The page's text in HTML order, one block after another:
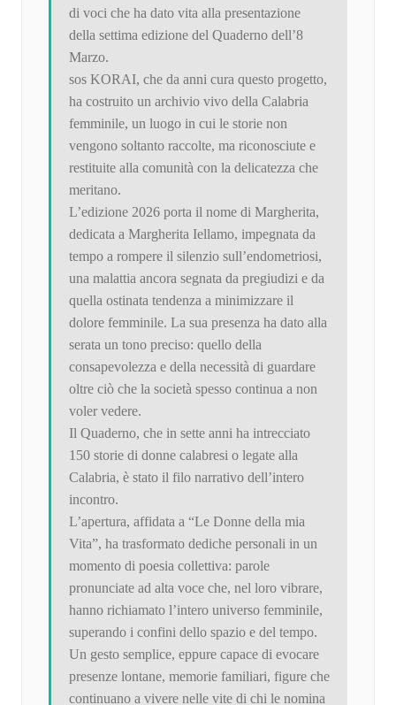
di voci che ha dato vita alla presentazione
della settima edizione del Quaderno dell’8
Marzo.
sos KORAI, che da anni cura questo progetto,
ha costruito un archivio vivo della Calabria
femminile, un luogo in cui le storie non
vengono soltanto raccolte, ma riconosciute e
restituite alla comunità con la delicatezza che
meritano.
L’edizione 2026 porta il nome di Margherita,
dedicata a Margherita Iellamo, impegnata da
tempo a rompere il silenzio sull’endometriosi,
una malattia ancora segnata da pregiudizi e da
quella ostinata tendenza a minimizzare il
dolore femminile. La sua presenza ha dato alla
serata un tono preciso: quello della
consapevolezza e della necessità di guardare
oltre ciò che la società spesso continua a non
voler vedere.
Il Quaderno, che in sette anni ha intrecciato
150 storie di donne calabresi o legate alla
Calabria, è stato il filo narrativo dell’intero
incontro.
L’apertura, affidata a “Le Donne della mia
Vita”, ha trasformato dediche personali in un
momento di poesia collettiva: parole
pronunciate ad alta voce che, nel loro vibrare,
hanno richiamato l’intero universo femminile,
superando i confini dello spazio e del tempo.
Un gesto semplice, eppure capace di evocare
presenze lontane, memorie familiari, figure che
continuano a vivere nelle vite di chi le nomina